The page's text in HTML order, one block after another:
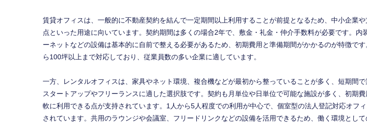
賃貸オフィスは、一般的に不動産契約を結んで一定期間以上利用することが前提となるため、中小企業
点といった用途に向いています。契約期間は多くの場合2年で、敷金・礼金・仲介手数料が必要です。内
ーネットなどの設備は基本的に自前で整える必要があるため、初期費用と準備期間がかかるのが特徴で
ら100坪以上まで対応しており、従業員数の多い企業に適しています。
一方、レンタルオフィスは、家具やネット環境、複合機などが最初から整っていることが多く、短期間
スタートアップやフリーランスに適した選択肢です。契約も月単位や日単位で可能な施設が多く、初期
軟に利用できる点が支持されています。1人から5人程度での利用が中心で、個室型の法人登記対応オフ
されています。共用のラウンジや会議室、フリードリンクなどの設備を活用できるため、働く環境として